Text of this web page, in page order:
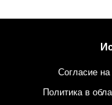
Согласие
Политика в